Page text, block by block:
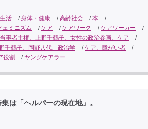
活 /身体・健康 /高齢社会 /本
/
ェミニズム /ケア /ケアワーク /ケアワーカー
/
当事者主権、上野千鶴子、女性の政治参画、ケア
/
千鶴子、岡野八代、政治学
/ケア、障がい者
/
役割 / ヤングケアラー
は「ヘルパーの現在地」。